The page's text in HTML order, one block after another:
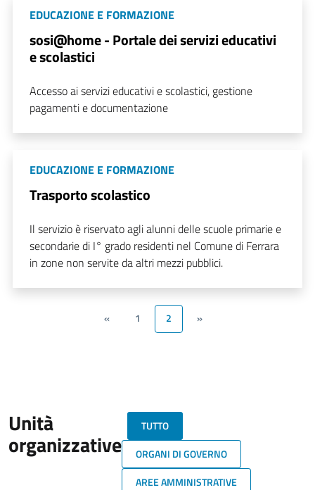
EDUCAZIONE E FORMAZIONE
sosi@home - Portale dei servizi educativi
e scolastici
Accesso ai servizi educativi e scolastici, gestione
pagamenti e documentazione
EDUCAZIONE E FORMAZIONE
Trasporto scolastico
Il servizio è riservato agli alunni delle scuole primarie e
secondarie di I° grado residenti nel Comune di Ferrara
in zone non servite da altri mezzi pubblici.
« 1 2 »
Unità
organizzative
TUTTO
ORGANI DI GOVERNO
AREE AMMINISTRATIVE